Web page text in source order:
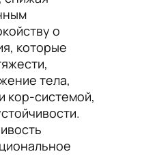
о
которые
тела,
кор-системой,